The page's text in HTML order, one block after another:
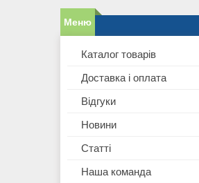
Каталог товарів
Доставка і оплата
Відгуки
Новини
Статті
Наша команда